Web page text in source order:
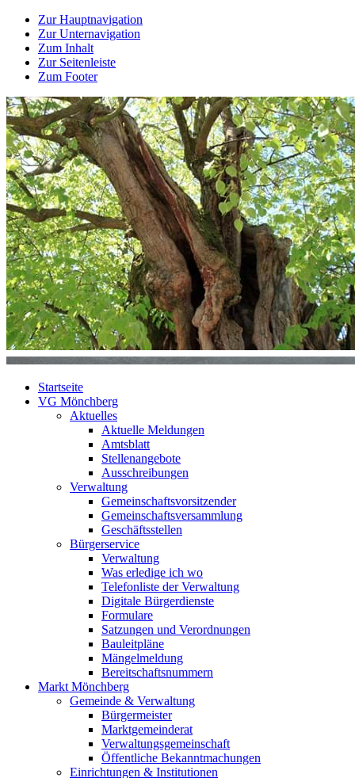
Zur Hauptnavigation
Zur Unternavigation
Zum Inhalt
Zur Seitenleiste
Zum Footer
Startseite
VG Mönchberg
Aktuelles
Aktuelle Meldungen
Amtsblatt
Stellenangebote
Ausschreibungen
Verwaltung
Gemeinschaftsvorsitzender
Gemeinschaftsversammlung
Geschäftsstellen
Bürgerservice
Verwaltung
Was erledige ich wo
Telefonliste der Verwaltung
Digitale Bürgerdienste
Formulare
Satzungen und Verordnungen
Bauleitpläne
Mängelmeldung
Bereitschaftsnummern
Markt Mönchberg
Gemeinde & Verwaltung
Bürgermeister
Marktgemeinderat
Verwaltungsgemeinschaft
Öffentliche Bekanntmachungen
Einrichtungen & Institutionen